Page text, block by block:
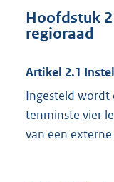
Hoofdstuk 2
regioraad
Artikel 2.1
Ingesteld wordt
tenminste vier
van een